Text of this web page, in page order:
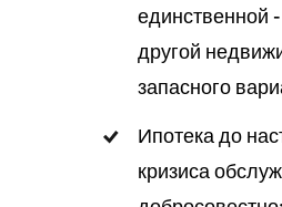
единственной
другой
запасного
Ипотека до
кризиса